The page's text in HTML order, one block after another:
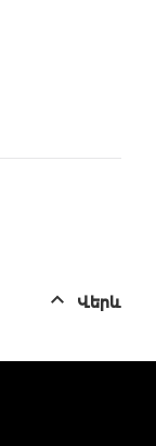
Վերև